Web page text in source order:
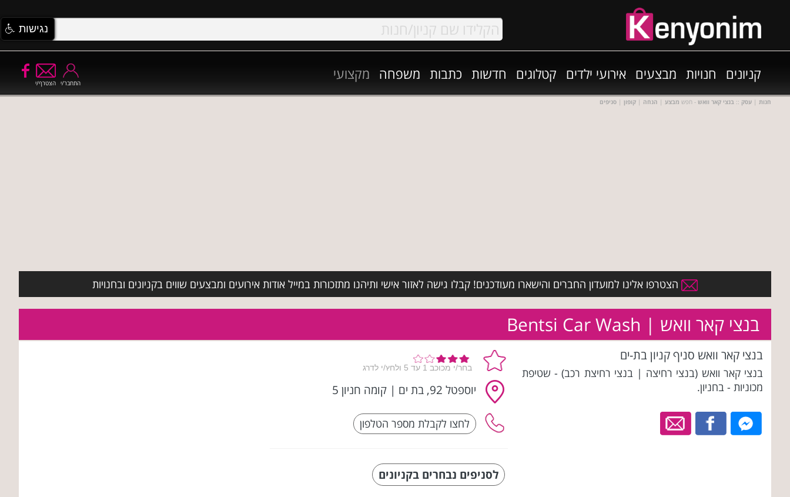
קניונים חנויות מבצעים אירועי ילדים קטלוגים חדשות כתבות משפחה מקצועי
הצטרף/י התחבר/י
חנות | עסק :: בנצי קאר וואש - חפש מבצע | הנחה | קופון | סניפים
הצטרפו אלינו למועדון החברים והישארו מעודכנים! קבלו גישה לאזור אישי ותיהנו מתזכורות במייל אודות אירועים ומבצעים שווים בקניונים ובחנויות
בנצי קאר וואש | Bentsi Car Wash
בנצי קאר וואש סניף קניון בת-ים
בנצי קאר וואש (בנצי רחיצה | בנצי רחיצת רכב) - שטיפת
מכוניות - בחניון.
יוספטל 92, בת ים | קומה חניון 5
לסניפים נבחרים בקניונים
נגישות